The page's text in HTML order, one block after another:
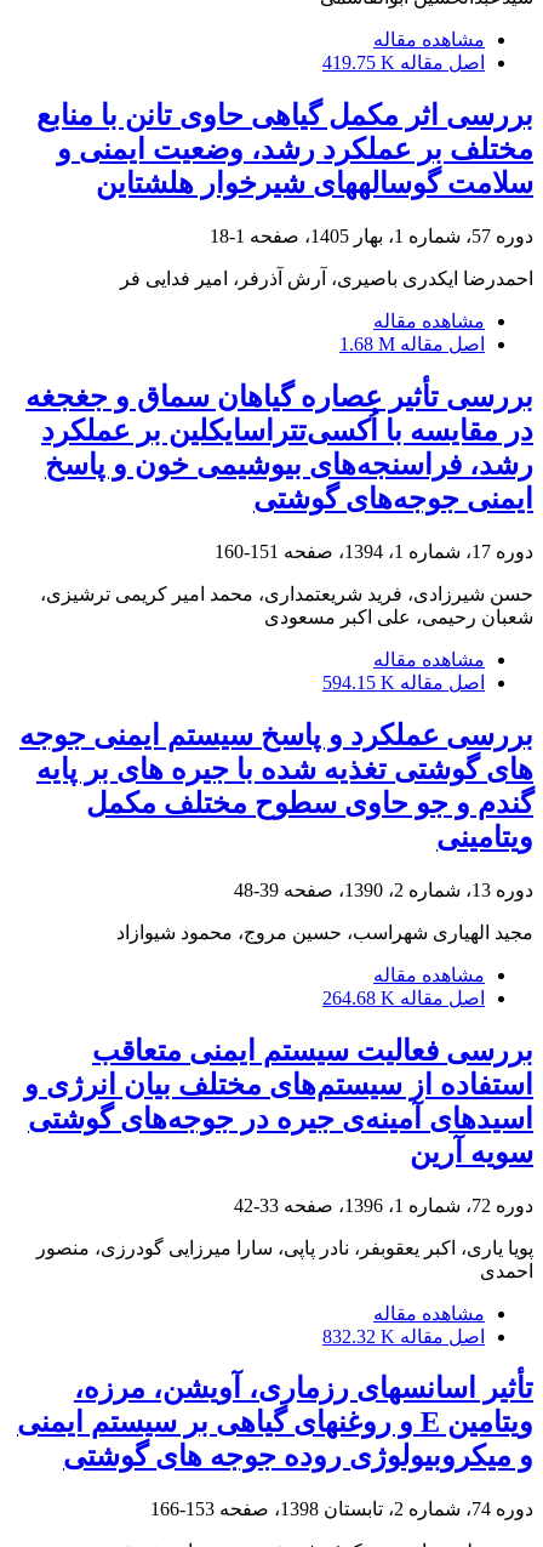
مشاهده مقاله
اصل مقاله 419.75 K
بررسی اثر مکمل گیاهی حاوی تانن با منابع
مختلف بر عملکرد رشد، وضعیت ایمنی و
سلامت گوساله‫های شیرخوار هلشتاین‬
دوره 57، شماره 1، بهار 1405، صفحه 1-18
احمدرضا ایکدری باصیری، آرش آذرفر، امیر فدایی فر
مشاهده مقاله
اصل مقاله 1.68 M
بررسی تأثیر عصاره گیاهان سماق و جغجغه
در مقایسه با اُکسی‌تتراسایکلین بر عملکرد
رشد، فراسنجه‌های بیوشیمی خون و پاسخ
ایمنی جوجه‌‌های گوشتی
دوره 17، شماره 1، 1394، صفحه 151-160
حسن شیرزادی، فرید شریعتمداری، محمد امیر کریمی ترشیزی،
شعبان رحیمی، علی اکبر مسعودی
مشاهده مقاله
اصل مقاله 594.15 K
بررسی عملکرد و پاسخ سیستم ایمنی جوجه
های گوشتی تغذیه شده با جیره های بر پایه
گندم و جو حاوی سطوح مختلف مکمل
ویتامینی
دوره 13، شماره 2، 1390، صفحه 39-48
مجید الهیاری شهراسب، حسین مروج، محمود شیوازاد
مشاهده مقاله
اصل مقاله 264.68 K
بررسی فعالیت سیستم ایمنی متعاقب
استفاده از سیستم‌های مختلف بیان انرژی و
اسیدهای آمینه‌ی جیره در جوجه‌های گوشتی
سویه آرین
دوره 72، شماره 1، 1396، صفحه 33-42
پویا یاری، اکبر یعقوبفر، نادر پاپی، سارا میرزایی گودرزی، منصور
احمدی
مشاهده مقاله
اصل مقاله 832.32 K
تأثیر اسانسهای رزماری، آویشن، مرزه،
ویتامین E و روغنهای گیاهی بر سیستم ایمنی
و میکروبیولوژی روده جوجه های گوشتی
دوره 74، شماره 2، تابستان 1398، صفحه 153-166